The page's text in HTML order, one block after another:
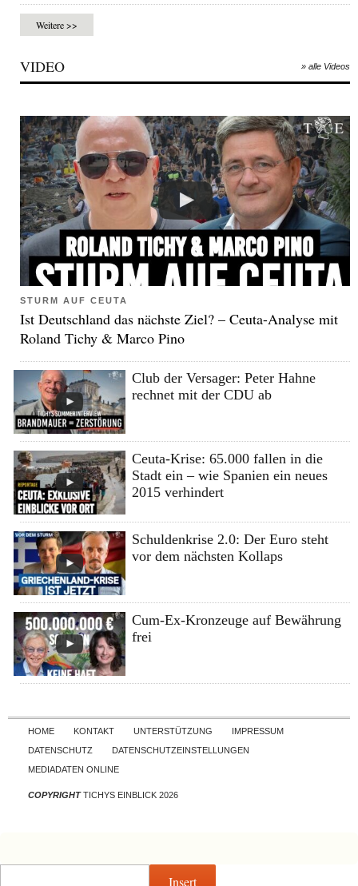
Weitere >>
VIDEO » alle Videos
STURM AUF CEUTA
Ist Deutschland das nächste Ziel? – Ceuta-Analyse mit
Roland Tichy & Marco Pino
Club der Versager: Peter Hahne
rechnet mit der CDU ab
Ceuta-Krise: 65.000 fallen in die
Stadt ein – wie Spanien ein neues
2015 verhindert
Schuldenkrise 2.0: Der Euro steht
vor dem nächsten Kollaps
Cum-Ex-Kronzeuge auf Bewährung
frei
Skip to content
HOME KONTAKT UNTERSTÜTZUNG
IMPRESSUM
DATENSCHUTZ
DATENSCHUTZEINSTELLUNGEN
MEDIADATEN ONLINE
COPYRIGHTTICHYS EINBLICK 2026
Insert